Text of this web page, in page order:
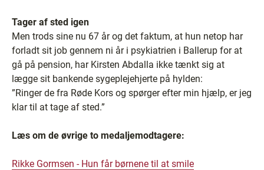
Tager af sted igen
Men trods sine nu 67 år og det faktum, at hun netop har
forladt sit job gennem ni år i psykiatrien i Ballerup for at
gå på pension, har Kirsten Abdalla ikke tænkt sig at
lægge sit bankende sygeplejehjerte på hylden:
”Ringer de fra Røde Kors og spørger efter min hjælp, er jeg
klar til at tage af sted.”
Læs om de øvrige to medaljemodtagere:
Rikke Gormsen - Hun får børnene til at smile